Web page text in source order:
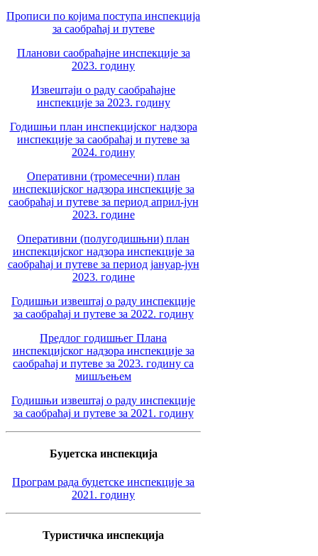
Прописи по којима поступа инспекција
за саобраћај и путеве
Планови саобраћајне инспекције за
2023. годину
Извештаји о раду саобраћајне
инспекције за 2023. годину
Годишњи план инспекцијског надзора
инспекције за саобраћај и путеве за
2024. годину
Оперативни (тромесечни) план
инспекцијског надзора инспекције за
саобраћај и путеве за период април-јун
2023. године
Оперативни (полугодишњни) план
инспекцијског надзора инспекције за
саобраћај и путеве за период јануар-јун
2023. године
Годишњи извештај о раду инспекције
за саобраћај и путеве за 2022. годину
Предлог годишњег Плана
инспекцијског надзора инспекције за
саобраћај и путеве за 2023. годину са
мишљењем
Годишњи извештај о раду инспекције
за саобраћај и путеве за 2021. годину
Буџетска инспекција
Програм рада буџетске инспекције за
2021. годину
Туристичка инспекција